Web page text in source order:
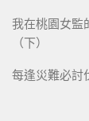
我在桃園女監
（下）
每逢災難必討